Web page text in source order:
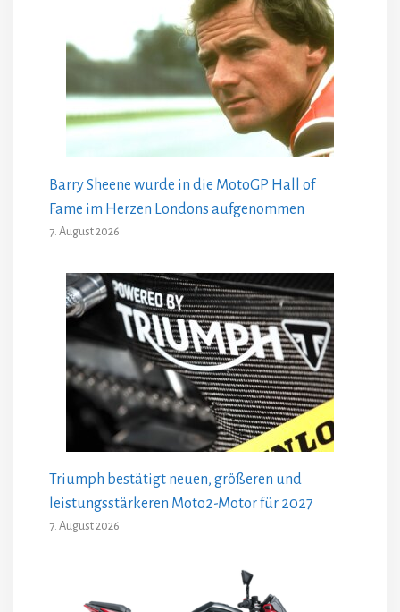
Barry Sheene wurde in die MotoGP Hall of
Fame im Herzen Londons aufgenommen
7. August 2026
Triumph bestätigt neuen, größeren und
leistungsstärkeren Moto2-Motor für 2027
7. August 2026